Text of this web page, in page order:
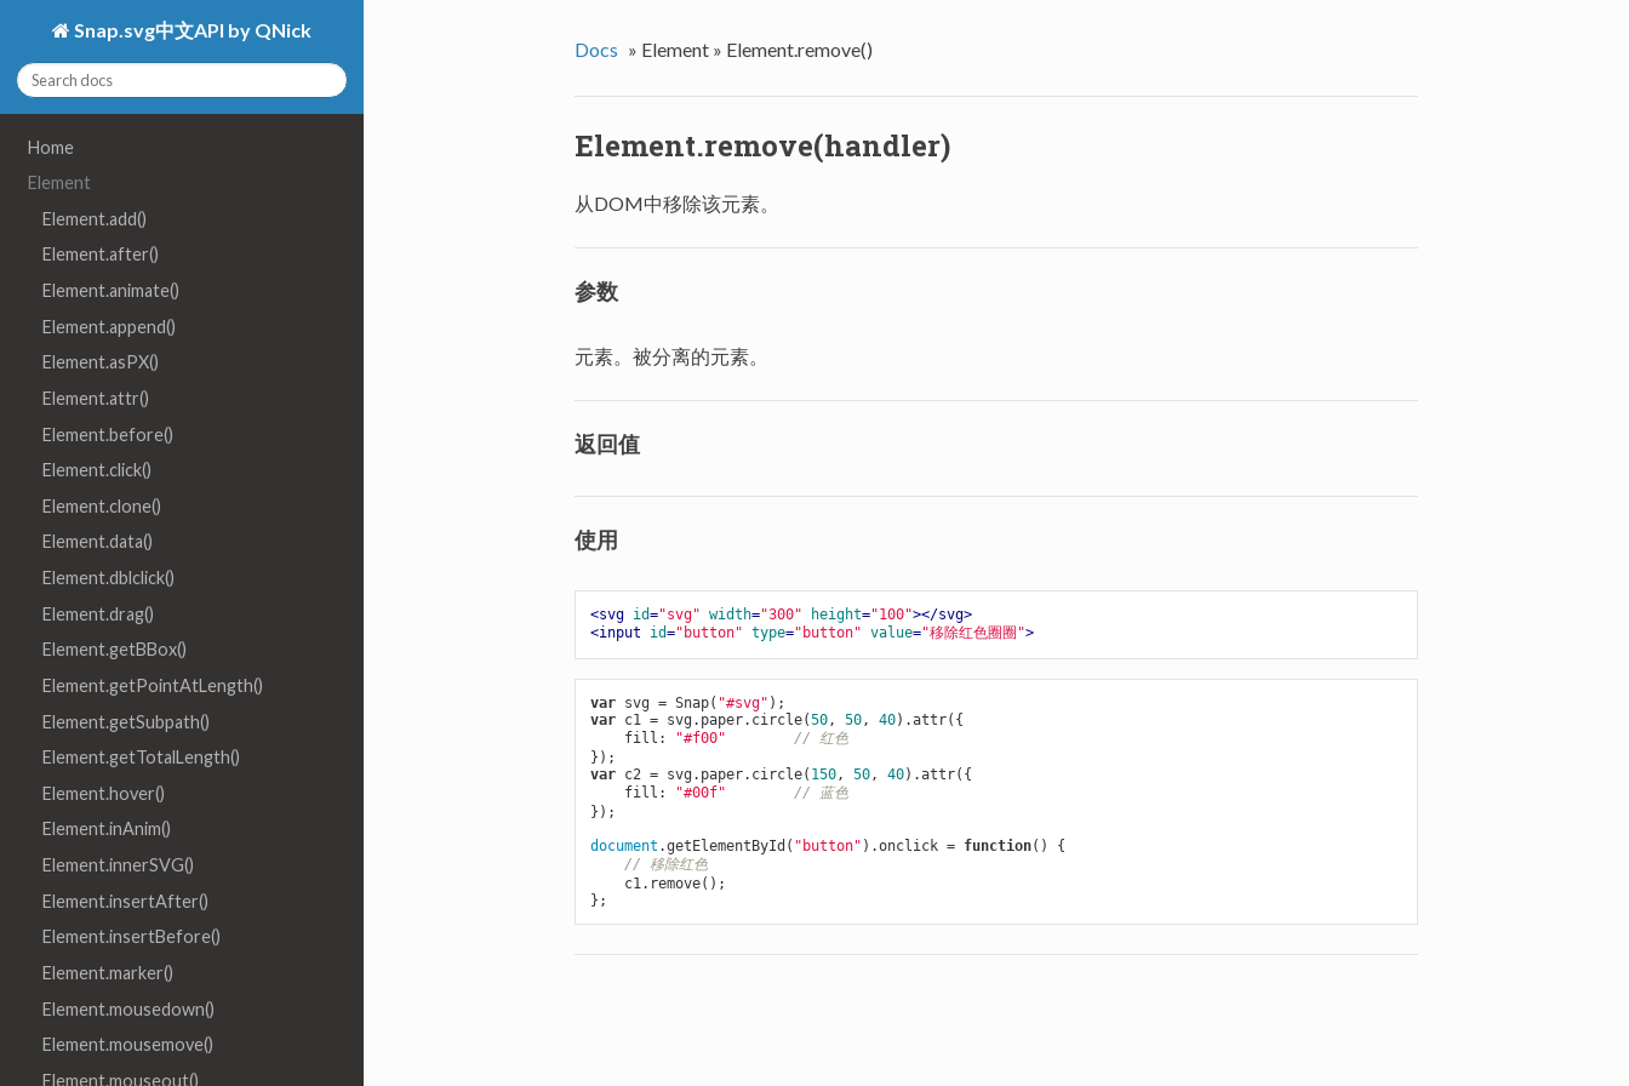
Snap.svg中文API by QNick
Home
Element
Element.add()
Element.after()
Element.animate()
Element.append()
Element.asPX()
Element.attr()
Element.before()
Element.click()
Element.clone()
Element.data()
Element.dblclick()
Element.drag()
Element.getBBox()
Element.getPointAtLength()
Element.getSubpath()
Element.getTotalLength()
Element.hover()
Element.inAnim()
Element.innerSVG()
Element.insertAfter()
Element.insertBefore()
Element.marker()
Element.mousedown()
Element.mousemove()
Element.mouseout()
Docs » Element » Element.remove()
Element.remove(handler)
从DOM中移除该元素。
参数
元素。被分离的元素。
返回值
使用
<svg id="svg" width="300" height="100"></svg>
<input id="button" type="button" value="移除红色圈圈">
var svg = Snap( "#svg"
var c1 = svg.paper.circle(50, 50, 40).attr({
    fill:
"#f00"
// 红色
var c2 = svg.paper.circle( 150, 50, 40).attr({
    fill:
"#00f"
// 蓝色
});
document .getElementById( "button" ).onclick = function()
{
// 移除红色
    c1.remove();